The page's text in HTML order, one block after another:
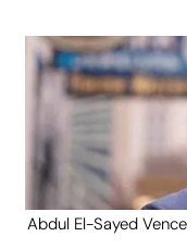
Abdul El-Sayed